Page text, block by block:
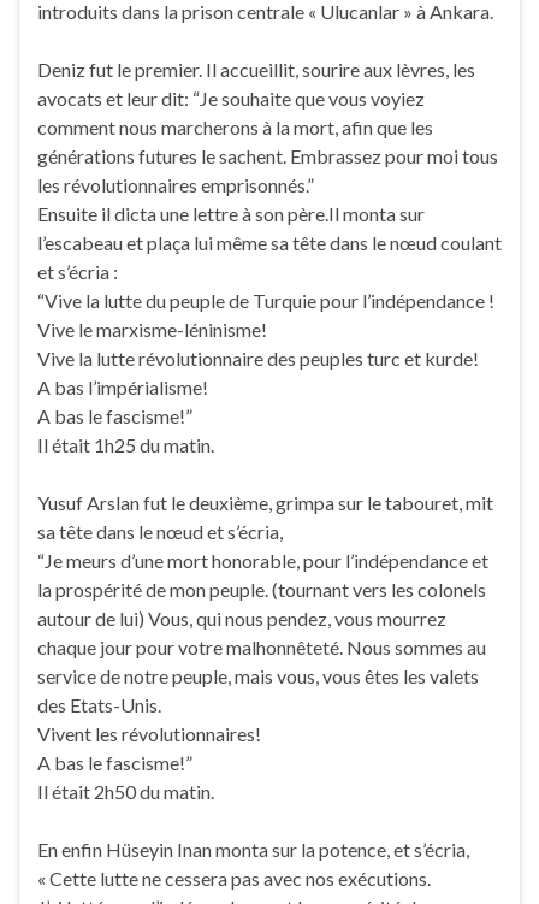
introduits dans la prison centrale « Ulucanlar » à Ankara.
Deniz fut le premier. Il accueillit, sourire aux lèvres, les
avocats et leur dit: “Je souhaite que vous voyiez
comment nous marcherons à la mort, afin que les
générations futures le sachent. Embrassez pour moi tous
les révolutionnaires emprisonnés.”
Ensuite il dicta une lettre à son père.Il monta sur
l’escabeau et plaça lui même sa tête dans le nœud coulant
et s’écria :
“Vive la lutte du peuple de Turquie pour l’indépendance !
Vive le marxisme-léninisme!
Vive la lutte révolutionnaire des peuples turc et kurde!
A bas l’impérialisme!
A bas le fascisme!”
Il était 1h25 du matin.
Yusuf Arslan fut le deuxième, grimpa sur le tabouret, mit
sa tête dans le nœud et s’écria,
“Je meurs d’une mort honorable, pour l’indépendance et
la prospérité de mon peuple. (tournant vers les colonels
autour de lui) Vous, qui nous pendez, vous mourrez
chaque jour pour votre malhonnêteté. Nous sommes au
service de notre peuple, mais vous, vous êtes les valets
des Etats-Unis.
Vivent les révolutionnaires!
A bas le fascisme!”
Il était 2h50 du matin.
En enfin Hüseyin Inan monta sur la potence, et s’écria,
« Cette lutte ne cessera pas avec nos exécutions.